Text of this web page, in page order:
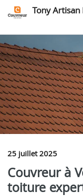
Tony
25 juillet 2025
Couvreur à
toiture